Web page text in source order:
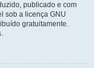
publicado e com
sob a licença GNU
gratuitamente.